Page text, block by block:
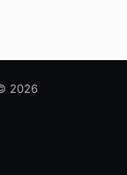
2026